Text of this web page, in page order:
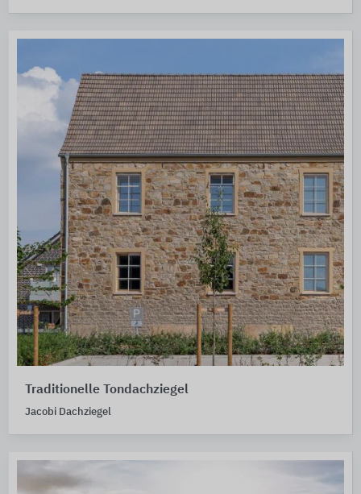
Traditionelle Tondachziegel
Jacobi Dachziegel